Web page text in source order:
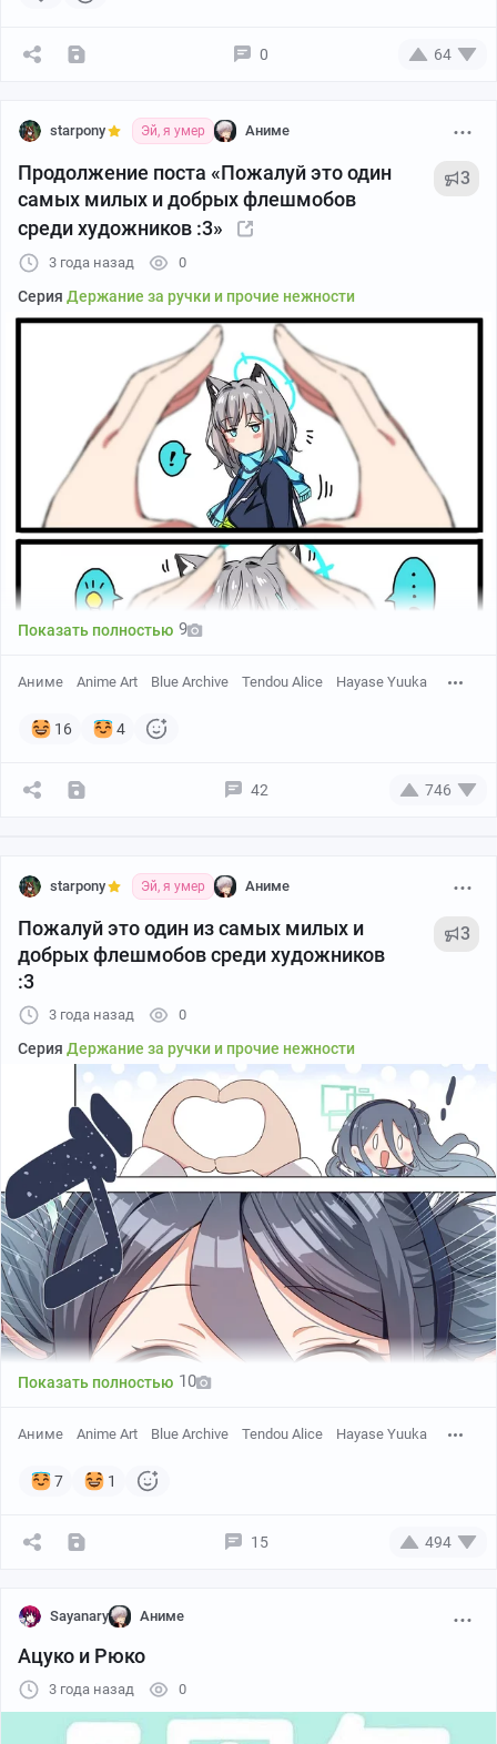
Автор:Mool月光
0 64
starpony Эй, я умер Аниме
Продолжение поста «Пожалуй это один
самых милых и добрых флешмобов
среди художников :3»
3
3 года назад 0
Серия Держание за ручки и прочие нежности
res1dents1eeper
Показать полностью 9
Аниме Anime Art Blue Archive Tendou Alice Hayase Yuuka
16 4
42 746
starpony Эй, я умер Аниме
Пожалуй это один из самых милых и
добрых флешмобов среди художников
:3
3
3 года назад 0
Серия Держание за ручки и прочие нежности
Показать полностью 10
Аниме Anime Art Blue Archive Tendou Alice Hayase Yuuka
7 1
15 494
Sayanary Аниме
Ацуко и Рюко
3 года назад 0